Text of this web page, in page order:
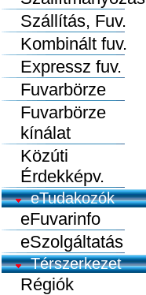
Szállítás, Fuv.
Kombinált fuv.
Expressz fuv.
Fuvarbörze
Fuvarbörze
kínálat
Közúti
Érdekképv.
eTudakozók
eFuvarinfo
eSzolgáltatás
Térszerkezet
Régiók